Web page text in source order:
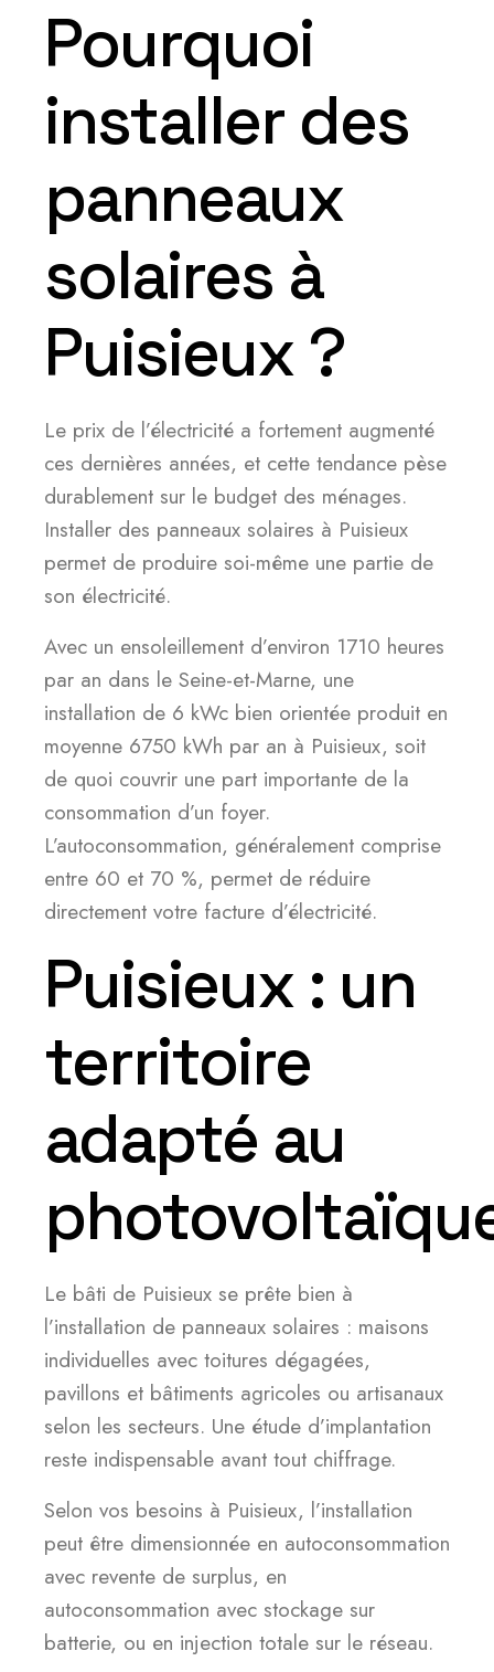
Pourquoi
installer des
panneaux
solaires à
Puisieux ?
Le prix de l’électricité a fortement augmenté
ces dernières années, et cette tendance pèse
durablement sur le budget des ménages.
Installer des panneaux solaires à Puisieux
permet de produire soi-même une partie de
son électricité.
Avec un ensoleillement d’environ 1710 heures
par an dans le Seine-et-Marne, une
installation de 6 kWc bien orientée produit en
moyenne 6750 kWh par an à Puisieux, soit
de quoi couvrir une part importante de la
consommation d’un foyer.
L’autoconsommation, généralement comprise
entre 60 et 70 %, permet de réduire
directement votre facture d’électricité.
Puisieux : un
territoire
adapté au
Le bâti de Puisieux se prête bien à
l’installation de panneaux solaires : maisons
individuelles avec toitures dégagées,
pavillons et bâtiments agricoles ou artisanaux
selon les secteurs. Une étude d’implantation
reste indispensable avant tout chiffrage.
Selon vos besoins à Puisieux, l’installation
peut être dimensionnée en autoconsommation
avec revente de surplus, en
autoconsommation avec stockage sur
batterie, ou en injection totale sur le réseau.